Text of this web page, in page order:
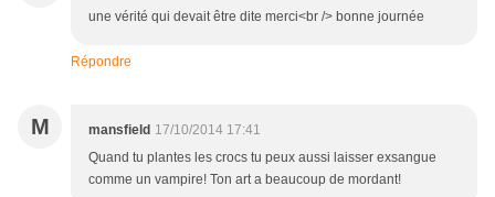
une vérité qui devait être dite merci<br /> bonne journée
Répondre
M mansfield 17/10/2014 17:41
Quand tu plantes les crocs tu peux aussi laisser exsangue
comme un vampire! Ton art a beaucoup de mordant!